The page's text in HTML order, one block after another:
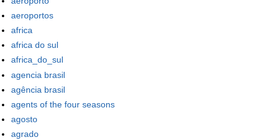
aeroportos
africa
africa do sul
africa_do_sul
agencia brasil
agência brasil
agents of the four seasons
agosto
agrado